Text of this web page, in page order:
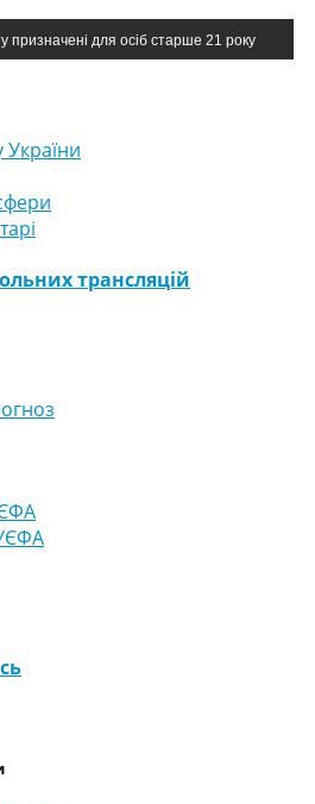
призначені для осіб старше 21 року
трансляцій